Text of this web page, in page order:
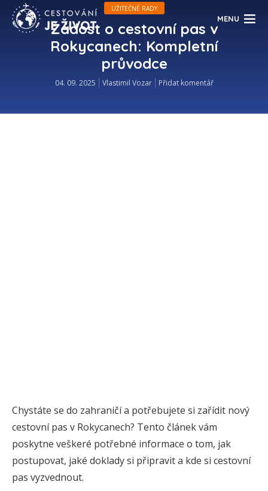
MENU
UŽITEČNÉ RADY
Žádost o cestovní pas v
Rokycanech: Kompletní
průvodce
04. 09. 2025 Vlastimil Vozar Přidat komentář
Chystáte se do zahraničí a potřebujete si zařídit nový
cestovní pas v Rokycanech? Tento článek vám
poskytne veškeré potřebné informace o tom, jak
postupovat, jaké doklady si připravit a kde si cestovní
pas vyzvednout.